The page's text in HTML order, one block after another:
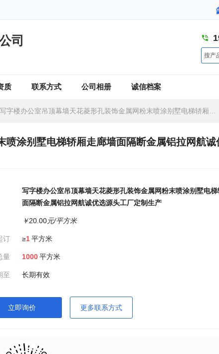
司
搜产
质 联系方式 公司相册 诚信档案
写字楼办公室吊顶幕墙天花菱形孔装饰金属网粉末喷涂别墅电梯轿厢走廊墙面隔断金属铝拉网航诚优选源头工厂定制生产
涂别墅电梯轿厢走廊墙面隔断金属铝拉网航诚
写字楼办公室吊顶幕墙天花菱形孔装饰金属网粉末喷涂别墅电
面隔断金属铝拉网航诚优选源头工厂定制生产
￥20.00元/平方米
订 ≥1平方米
量 1000平方米
至 长期有效
立即询价 更多联系方式